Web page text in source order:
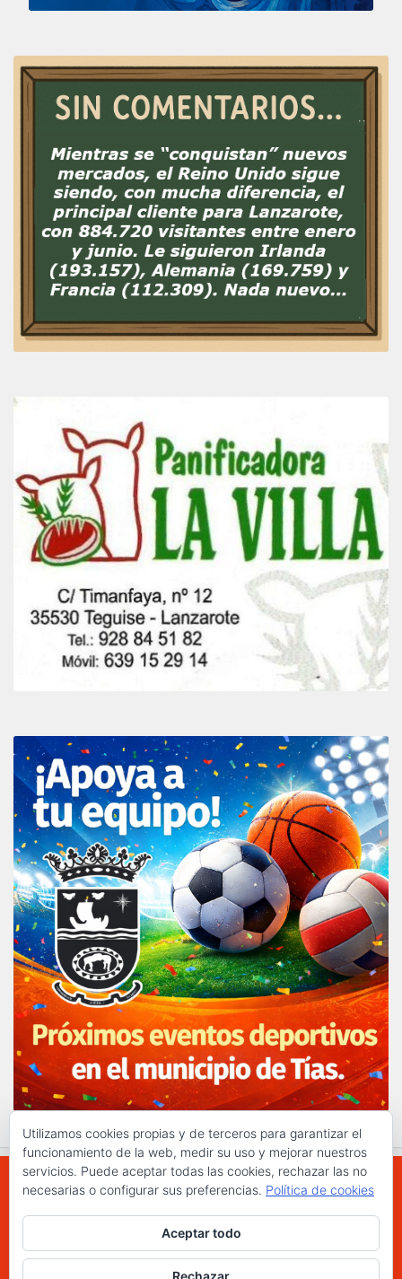
WWW.ELCHAPLON.COM © 2026. Todos los
derechos reservados.
Utilizamos cookies propias y de terceros para garantizar el
funcionamiento de la web, medir su uso y mejorar nuestros
servicios. Puede aceptar todas las cookies, rechazar las no
necesarias o configurar sus preferencias. Política de cookies
Aceptar todo
Rechazar